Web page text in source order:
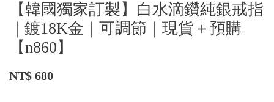
【韓國獨家訂製】白水滴鑽純銀戒指
｜鍍18K金｜可調節｜現貨＋預購
【n860】
NT$ 680